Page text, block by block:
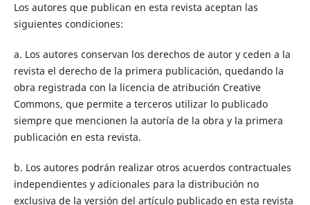
Los autores que publican en esta revista aceptan las
siguientes condiciones:
a. Los autores conservan los derechos de autor y ceden a la
revista el derecho de la primera publicación, quedando la
obra registrada con la licencia de atribución Creative
Commons, que permite a terceros utilizar lo publicado
siempre que mencionen la autoría de la obra y la primera
publicación en esta revista.
b. Los autores podrán realizar otros acuerdos contractuales
independientes y adicionales para la distribución no
exclusiva de la versión del artículo publicado en esta revista